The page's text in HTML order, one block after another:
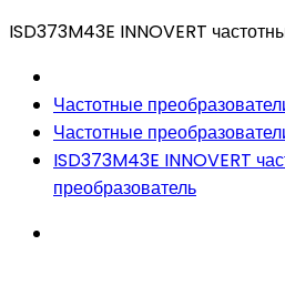
ISD373M43E INNOVERT
Частотные
Частотные
ISD373M43E INNOVERT
преобразователь